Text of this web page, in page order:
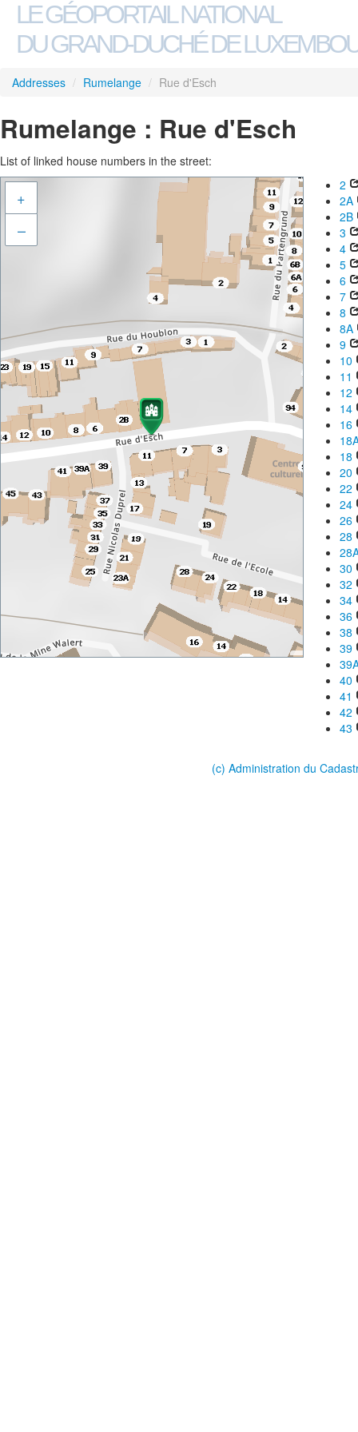
LE GÉOPORTAIL NATIONAL
DU GRAND-DUCHÉ DE
Addresses / Rumelange / Rue d'Esch
Rumelange : Rue d'Esch
List of linked house numbers in the street:
+
–
2
2A
2B
3
4
5
6
7
8
8A
9
10
11
12
14
16
18
20
22
24
26
28
30
32
34
36
38
39
40
41
42
43
(c) Administration du